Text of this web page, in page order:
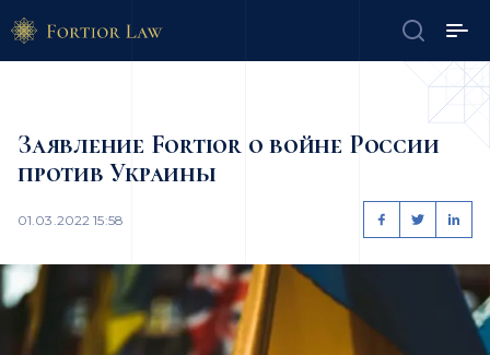
Заявление Fortior о войне России
против Украины
01.03.2022 15:58